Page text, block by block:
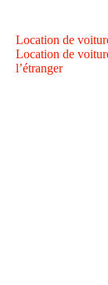
Location de
Location de
l’étranger